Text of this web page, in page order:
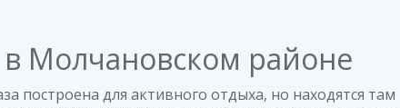
о База отдыха 'Черкесовская заимка'
в 05:37
Молчановском районе
построена для активного отдыха, но находятся там